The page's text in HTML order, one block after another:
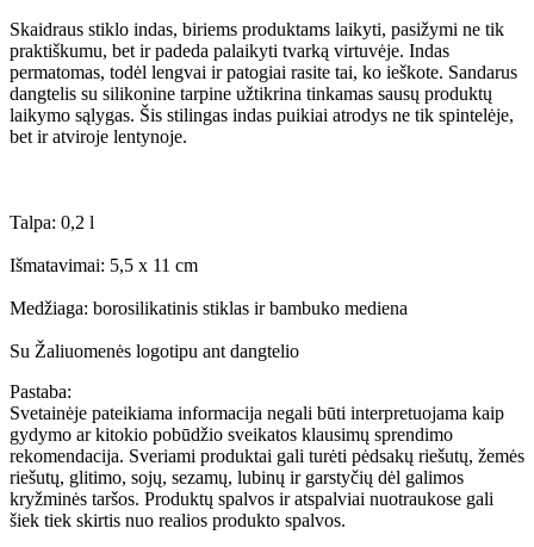
Skaidraus stiklo indas, biriems produktams laikyti, pasižymi ne tik
praktiškumu, bet ir padeda palaikyti tvarką virtuvėje. Indas
permatomas, todėl lengvai ir patogiai rasite tai, ko ieškote. Sandarus
dangtelis su silikonine tarpine užtikrina tinkamas sausų produktų
laikymo sąlygas. Šis stilingas indas puikiai atrodys ne tik spintelėje,
bet ir atviroje lentynoje.
Talpa: 0,2 l
Išmatavimai: 5,5 x 11 cm
Medžiaga: borosilikatinis stiklas ir bambuko mediena
Su Žaliuomenės logotipu ant dangtelio
Pastaba:
Svetainėje pateikiama informacija negali būti interpretuojama kaip
gydymo ar kitokio pobūdžio sveikatos klausimų sprendimo
rekomendacija. Sveriami produktai gali turėti pėdsakų riešutų, žemės
riešutų, glitimo, sojų, sezamų, lubinų ir garstyčių dėl galimos
kryžminės taršos. Produktų spalvos ir atspalviai nuotraukose gali
šiek tiek skirtis nuo realios produkto spalvos.